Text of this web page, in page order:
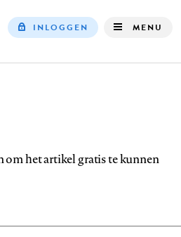
INLOGGEN MENU
om het artikel gratis te kunnen